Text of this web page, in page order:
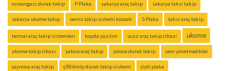
osmangazi durak takip P Plaka sakarya araç takip sakarya taksi takip
sakarya ukome takip servis takip sistemi kocaeli S Plaka taksi araç takip
termal araç takip sistemleri toyota yazılım ucuz araç takip cihazı ukome
ukome takip cihazı yalova araç takip yalova durak takip yeni yönetmelikler
çayırova araç takip çiftlikköy durak takip sistemi çipli plaka